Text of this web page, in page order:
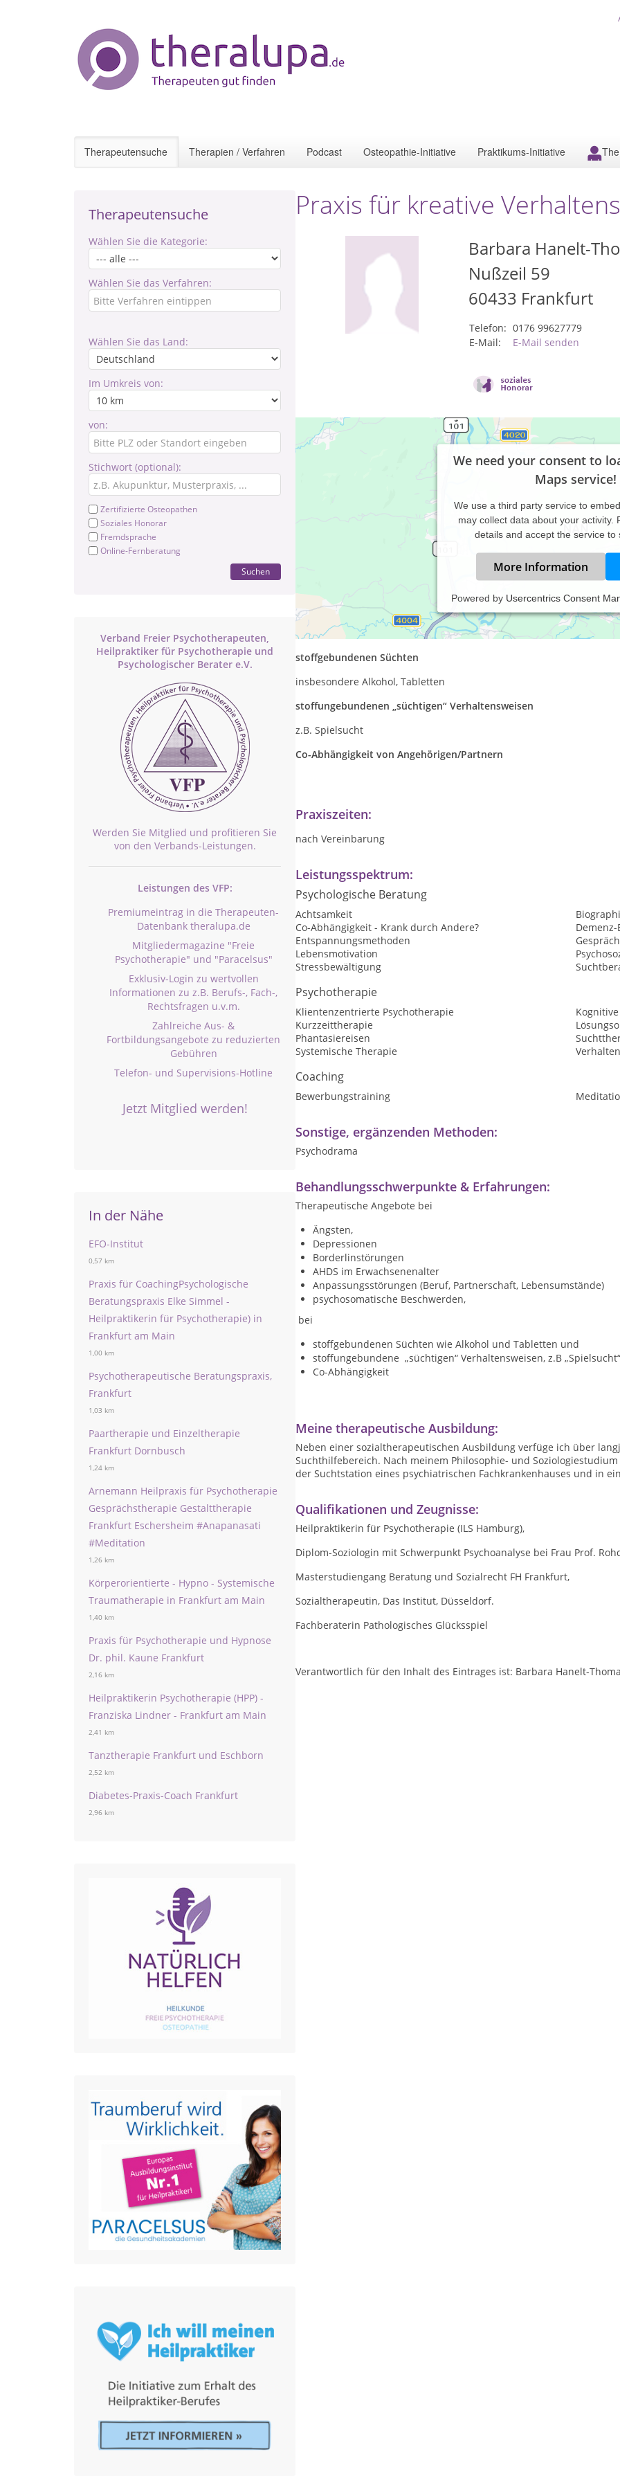
Therapeutensuche Therapien / Verfahren Podcast Osteopathie-Initiative Praktikums-Initiative
Therapeutensuche
Wählen Sie die Kategorie:
Wählen Sie das Verfahren:
Wählen Sie das Land:
Im Umkreis von:
von:
Stichwort (optional):
Zertifizierte Osteopathen
Soziales Honorar
Fremdsprache
Online-Fernberatung
Suchen
Verband Freier Psychotherapeuten,
Heilpraktiker für Psychotherapie und
Psychologischer Berater e.V.
Werden Sie Mitglied und profitieren Sie
von den Verbands-Leistungen.
Leistungen des VFP:
Premiumeintrag in die Therapeuten-
Datenbank theralupa.de
Mitgliedermagazine "Freie
Psychotherapie" und "Paracelsus"
Exklusiv-Login zu wertvollen
Informationen zu z.B. Berufs-, Fach-,
Rechtsfragen u.v.m.
Zahlreiche Aus- &
Fortbildungsangebote zu reduzierten
Gebühren
Telefon- und Supervisions-Hotline
Jetzt Mitglied werden!
In der Nähe
EFO-Institut
0,57 km
Praxis für CoachingPsychologische
Beratungspraxis Elke Simmel -
Heilpraktikerin für Psychotherapie) in
Frankfurt am Main
1,00 km
Psychotherapeutische Beratungspraxis,
Frankfurt
1,03 km
Paartherapie und Einzeltherapie
Frankfurt Dornbusch
1,24 km
Arnemann Heilpraxis für Psychotherapie
Gesprächstherapie Gestalttherapie
Frankfurt Eschersheim #Anapanasati
#Meditation
1,26 km
Körperorientierte - Hypno - Systemische
Traumatherapie in Frankfurt am Main
1,40 km
Praxis für Psychotherapie und Hypnose
Dr. phil. Kaune Frankfurt
2,16 km
Heilpraktikerin Psychotherapie (HPP) -
Franziska Lindner - Frankfurt am Main
2,41 km
Tanztherapie Frankfurt und Eschborn
2,52 km
Diabetes-Praxis-Coach Frankfurt
2,96 km
Praxis für kreative
Barbara Hanelt-
Nußzeil 59
60433 Frankfurt
Telefon: 0176 99627779
E-Mail:
E-Mail senden
We need your consent to
Maps service!
We use a third party service to
may collect data about your activity.
details and accept the service to
More Information
Powered by Usercentrics Consent
Schwerpunktmäßig richtet sich mein Therapieangebot an:
Personen mit Problemen bei
stoffgebundenen Süchten
insbesondere Alkohol, Tabletten
stoffungebundenen „süchtigen“ Verhaltensweisen
z.B. Spielsucht
Co-Abhängigkeit von Angehörigen/Partnern
Praxiszeiten:
nach Vereinbarung
Leistungsspektrum:
Psychologische Beratung
Achtsamkeit
Co-Abhängigkeit - Krank durch Andere?
Entspannungsmethoden
Lebensmotivation
Stressbewältigung
Psychotherapie
Klientenzentrierte Psychotherapie
Kurzzeittherapie
Phantasiereisen
Systemische Therapie
Coaching
Bewerbungstraining
Sonstige, ergänzenden Methoden:
Psychodrama
Behandlungsschwerpunkte & Erfahrungen:
Therapeutische Angebote bei
Ängsten,
Depressionen
Borderlinstörungen
AHDS im Erwachsenenalter
Anpassungsstörungen (Beruf, Partnerschaft, Lebensumstände)
psychosomatische Beschwerden,
bei
stoffgebundenen Süchten wie Alkohol und Tabletten und
stoffungebundene „süchtigen“ Verhaltensweisen, z.B
Co-Abhängigkeit
Meine therapeutische Ausbildung:
Neben einer sozialtherapeutischen Ausbildung verfüge ich über
Suchthilfebereich. Nach meinem Philosophie- und
der Suchtstation eines psychiatrischen Fachkrankenhauses und in
Qualifikationen und Zeugnisse:
Heilpraktikerin für Psychotherapie (ILS Hamburg),
Diplom-Soziologin mit Schwerpunkt Psychoanalyse bei Frau Prof.
Masterstudiengang Beratung und Sozialrecht FH Frankfurt,
Sozialtherapeutin, Das Institut, Düsseldorf.
Fachberaterin Pathologisches Glücksspiel
Verantwortlich für den Inhalt des Eintrages ist: Barbara Hanelt-